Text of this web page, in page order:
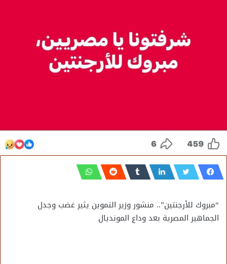
“مبروك للأرجنتين”.. منشور وزير التموين يثير غضب وجدل
الجماهير المصرية بعد وداع المونديال